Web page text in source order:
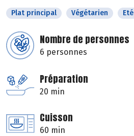
Plat principal Végétarien Eté
Nombre de personnes
6 personnes
Préparation
20 min
Cuisson
60 min